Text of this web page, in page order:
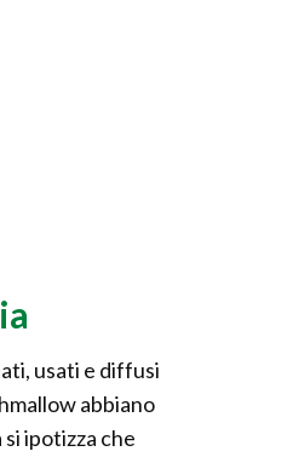
usati e diffusi
abbiano
ipotizza che